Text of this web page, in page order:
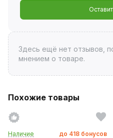
Здесь ещё нет отзывов,
мнением о товаре.
Похожие товары
Наличие до 418 бонусов